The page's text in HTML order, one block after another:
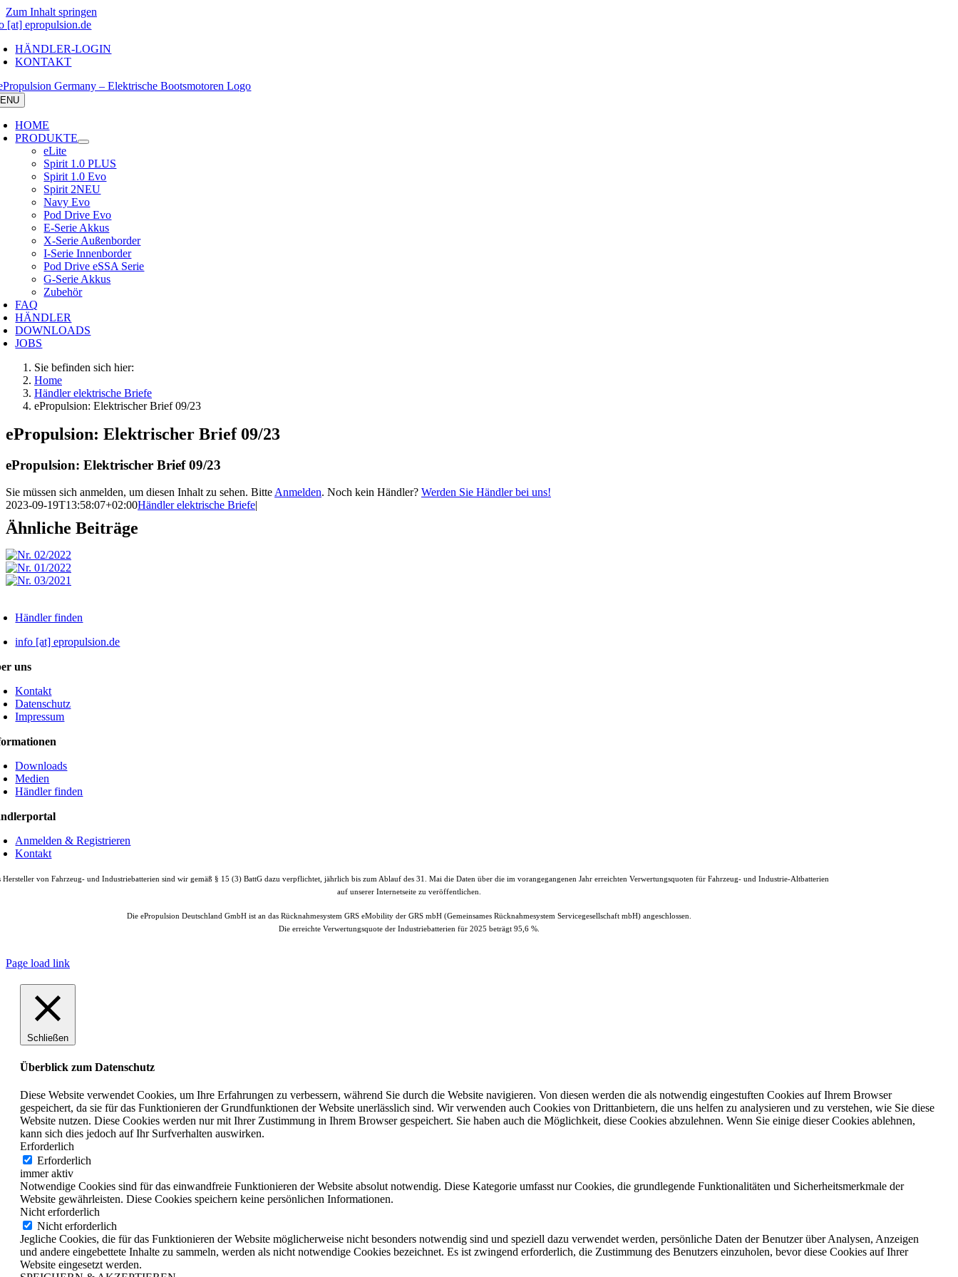
Zum Inhalt springen
[at] epropulsion.de
HÄNDLER-LOGIN
KONTAKT
HOME
PRODUKTE
eLite
Spirit 1.0 PLUS
Spirit 1.0 Evo
Spirit 2NEU
Navy Evo
Pod Drive Evo
E-Serie Akkus
X-Serie Außenborder
I-Serie Innenborder
Pod Drive eSSA Serie
G-Serie Akkus
Zubehör
FAQ
HÄNDLER
DOWNLOADS
JOBS
Sie befinden sich hier:
Home
Händler elektrische Briefe
ePropulsion: Elektrischer Brief 09/23
ePropulsion: Elektrischer Brief 09/23
ePropulsion: Elektrischer Brief 09/23
Sie müssen sich anmelden, um diesen Inhalt zu sehen. BitteAnmelden. Noch kein Händler? Werden Sie Händler bei uns!
2023-09-19T13:58:07+02:00Händler elektrische Briefe|
Ähnliche Beiträge
Händler finden
info [at] epropulsion.de
uns
Kontakt
Datenschutz
Impressum
Downloads
Medien
Händler finden
Anmelden & Registrieren
Kontakt
Hersteller von Fahrzeug- und Industriebatterien sind wir gemäß § 15 (3) BattG dazu verpflichtet, jährlich bis zum Ablauf des 31. Mai die Daten über die im vorangegangenen Jahr erreichten Verwertungsquoten für Fahrzeug- und Industrie-Altbatterien
auf unserer Internetseite zu veröffentlichen.
Die ePropulsion Deutschland GmbH ist an das Rücknahmesystem GRS eMobility der GRS mbH (Gemeinsames Rücknahmesystem Servicegesellschaft mbH) angeschlossen.
Die erreichte Verwertungsquote der Industriebatterien für 2025 beträgt 95,6 %.
Page load link
Schließen
Überblick zum Datenschutz
Diese Website verwendet Cookies, um Ihre Erfahrungen zu verbessern, während Sie durch die Website navigieren. Von diesen werden die als notwendig eingestuften Cookies auf Ihrem Browser
gespeichert, da sie für das Funktionieren der Grundfunktionen der Website unerlässlich sind. Wir verwenden auch Cookies von Drittanbietern, die uns helfen zu analysieren und zu verstehen, wie Sie diese
Website nutzen. Diese Cookies werden nur mit Ihrer Zustimmung in Ihrem Browser gespeichert. Sie haben auch die Möglichkeit, diese Cookies abzulehnen. Wenn Sie einige dieser Cookies ablehnen,
kann sich dies jedoch auf Ihr Surfverhalten auswirken.
Erforderlich
Erforderlich
immer aktiv
Notwendige Cookies sind für das einwandfreie Funktionieren der Website absolut notwendig. Diese Kategorie umfasst nur Cookies, die grundlegende Funktionalitäten und Sicherheitsmerkmale der
Website gewährleisten. Diese Cookies speichern keine persönlichen Informationen.
Nicht erforderlich
Nicht erforderlich
Jegliche Cookies, die für das Funktionieren der Website möglicherweise nicht besonders notwendig sind und speziell dazu verwendet werden, persönliche Daten der Benutzer über Analysen, Anzeigen
und andere eingebettete Inhalte zu sammeln, werden als nicht notwendige Cookies bezeichnet. Es ist zwingend erforderlich, die Zustimmung des Benutzers einzuholen, bevor diese Cookies auf Ihrer
Website eingesetzt werden.